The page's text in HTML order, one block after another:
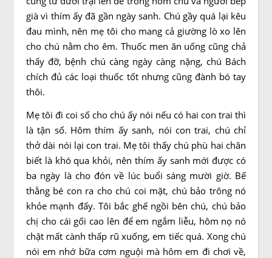
già vì thím ấy đã gần ngày sanh. Chú gầy quá lại kêu
đau mình, nên mẹ tôi cho mang cả giường lò xo lên
cho chú nằm cho êm. Thuốc men ăn uống cũng chả
thấy đỡ, bệnh chú càng ngày càng nặng, chú Bách
chích đủ các loại thuốc tốt nhưng cũng đành bó tay
thôi.
Mẹ tôi đi coi số cho chú ấy nói nếu có hai con trai thì
là tận số. Hôm thím ấy sanh, nói con trai, chú chỉ
thở dài nói lại con trai. Mẹ tôi thấy chú phù hai chân
biết là khó qua khỏi, nên thím ấy sanh mới được có
ba ngày là cho đón về lúc buổi sáng mười giờ. Bế
thằng bé con ra cho chú coi mặt, chú bảo trông nó
khỏe mạnh đấy. Tôi bắc ghế ngồi bên chú, chú bảo
chị cho cái gối cao lên để em ngắm liễu, hôm nọ nó
chặt mất cành thấp rũ xuống, em tiếc quá. Xong chú
nói em nhớ bữa cơm nguội mà hôm em đi chơi về,